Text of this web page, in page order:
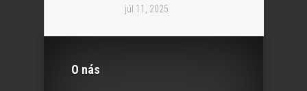
júl 11, 2025
O nás